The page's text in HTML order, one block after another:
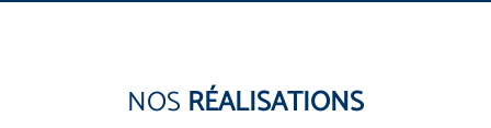
NOS RÉALISATIONS